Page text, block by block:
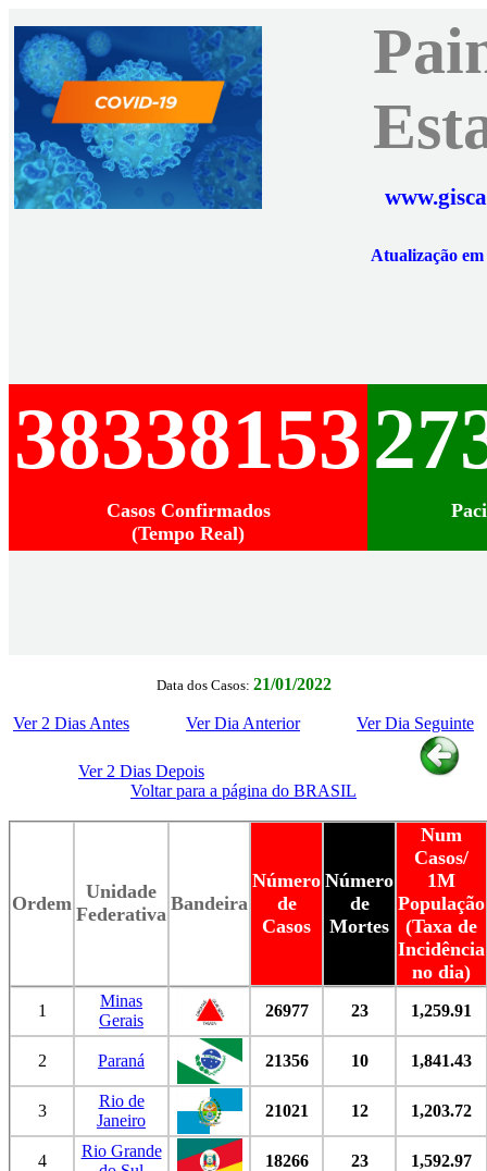
Atualização
38338153
Casos Confirmados
(Tempo Real)
Data dos Casos: 21/01/2022
Ver 2 Dias Antes Ver Dia Anterior Ver Dia Seguinte
Ver 2 Dias Depois
Voltar para a página do BRASIL
Ordem
Unidade
Federativa Bandeira
Número
de
Casos
Número
de
Mortes
Num
Casos/
1M
População
(Taxa de
Incidência
no dia)
1
Minas
Gerais
26977 23 1,259.91
2 Paraná 21356 10 1,841.43
3
Rio de
Janeiro
21021 12 1,203.72
4
Rio Grande
18266 23 1,592.97